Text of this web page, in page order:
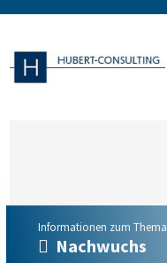
Informationen zum Thema
Nachwuchs